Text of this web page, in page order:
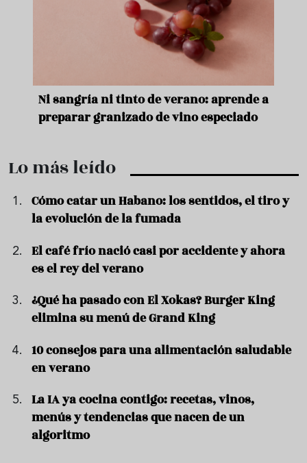
Ni sangría ni tinto de verano: aprende a
preparar granizado de vino especiado
Lo más leído
Cómo catar un Habano: los sentidos, el tiro y
la evolución de la fumada
El café frío nació casi por accidente y ahora
es el rey del verano
¿Qué ha pasado con El Xokas? Burger King
elimina su menú de Grand King
10 consejos para una alimentación saludable
en verano
La IA ya cocina contigo: recetas, vinos,
menús y tendencias que nacen de un
algoritmo